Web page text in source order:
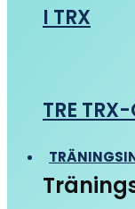
I TRX
TRE